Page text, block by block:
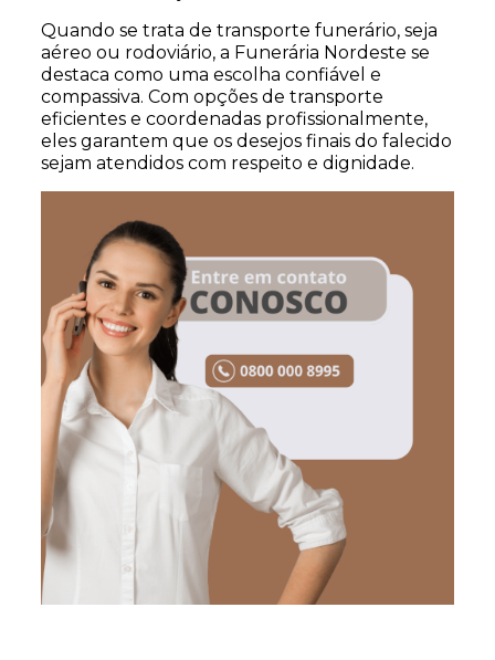
Quando se trata de transporte funerário, seja
aéreo ou rodoviário, a Funerária Nordeste se
destaca como uma escolha confiável e
compassiva. Com opções de transporte
eficientes e coordenadas profissionalmente,
eles garantem que os desejos finais do falecido
sejam atendidos com respeito e dignidade.